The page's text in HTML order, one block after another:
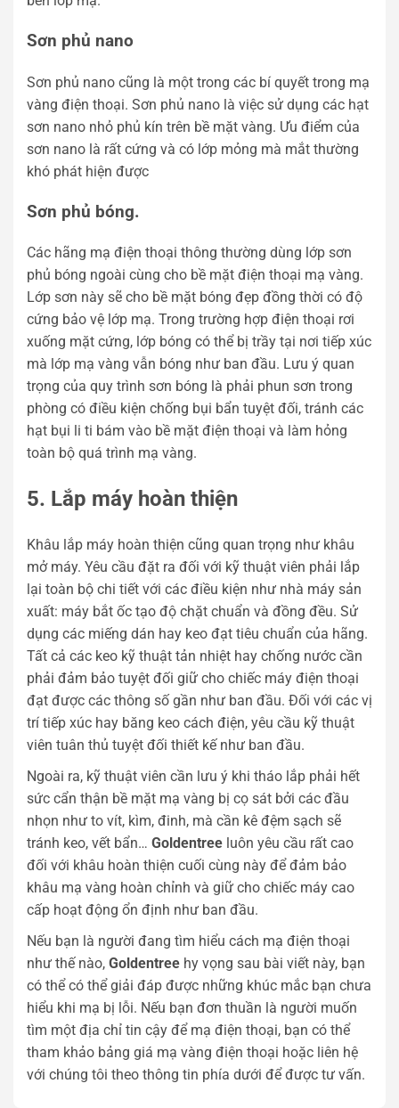
Sơn phủ nano
Sơn phủ nano cũng là một trong các bí quyết trong mạ
vàng điện thoại. Sơn phủ nano là việc sử dụng các hạt
sơn nano nhỏ phủ kín trên bề mặt vàng. Ưu điểm của
sơn nano là rất cứng và có lớp mỏng mà mắt thường
khó phát hiện được
Sơn phủ bóng.
Các hãng mạ điện thoại thông thường dùng lớp sơn
phủ bóng ngoài cùng cho bề mặt điện thoại mạ vàng.
Lớp sơn này sẽ cho bề mặt bóng đẹp đồng thời có độ
cứng bảo vệ lớp mạ. Trong trường hợp điện thoại rơi
xuống mặt cứng, lớp bóng có thể bị trầy tại nơi tiếp xúc
mà lớp mạ vàng vẫn bóng như ban đầu. Lưu ý quan
trọng của quy trình sơn bóng là phải phun sơn trong
phòng có điều kiện chống bụi bẩn tuyệt đối, tránh các
hạt bụi li ti bám vào bề mặt điện thoại và làm hỏng
toàn bộ quá trình mạ vàng.
5. Lắp máy hoàn thiện
Khâu lắp máy hoàn thiện cũng quan trọng như khâu
mở máy. Yêu cầu đặt ra đối với kỹ thuật viên phải lắp
lại toàn bộ chi tiết với các điều kiện như nhà máy sản
xuất: máy bắt ốc tạo độ chặt chuẩn và đồng đều. Sử
dụng các miếng dán hay keo đạt tiêu chuẩn của hãng.
Tất cả các keo kỹ thuật tản nhiệt hay chống nước cần
phải đảm bảo tuyệt đối giữ cho chiếc máy điện thoại
đạt được các thông số gần như ban đầu. Đối với các vị
trí tiếp xúc hay băng keo cách điện, yêu cầu kỹ thuật
viên tuân thủ tuyệt đối thiết kế như ban đầu.
Ngoài ra, kỹ thuật viên cần lưu ý khi tháo lắp phải hết
sức cẩn thận bề mặt mạ vàng bị cọ sát bởi các đầu
nhọn như to vít, kìm, đinh, mà cần kê đệm sạch sẽ
tránh keo, vết bẩn… Goldentree luôn yêu cầu rất cao
đối với khâu hoàn thiện cuối cùng này để đảm bảo
khâu mạ vàng hoàn chỉnh và giữ cho chiếc máy cao
cấp hoạt động ổn định như ban đầu.
Nếu bạn là người đang tìm hiểu cách mạ điện thoại
như thế nào, Goldentree hy vọng sau bài viết này, bạn
có thể có thể giải đáp được những khúc mắc bạn chưa
hiểu khi mạ bị lỗi. Nếu bạn đơn thuần là người muốn
tìm một địa chỉ tin cậy để mạ điện thoại, bạn có thể
tham khảo bảng giá mạ vàng điện thoại hoặc liên hệ
với chúng tôi theo thông tin phía dưới để được tư vấn.